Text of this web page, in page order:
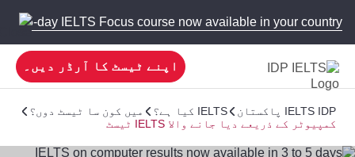
5-day IELTS Focus course now available in your country!
اپنے ٹیسٹ کا آرڈر دیں۔
IELTS IDP پاکستان IELTS کیا ہے؟
میں کون سا ٹیسٹ دوں؟
کمپیوٹر کے ذریعے دیا جانے والا IELTS ٹیسٹ